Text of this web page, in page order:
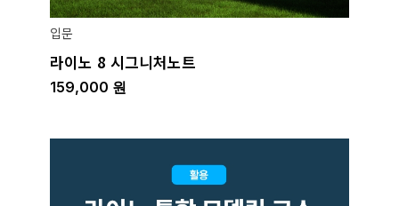
입문
라이노 8 시그니처노트
159,000 원